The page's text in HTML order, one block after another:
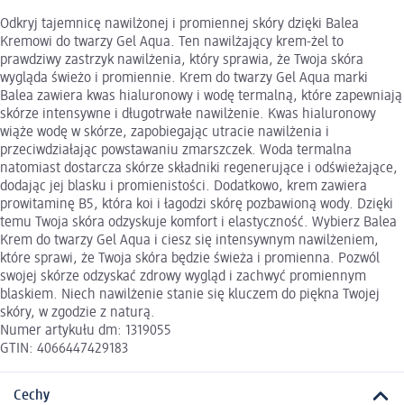
Odkryj tajemnicę nawilżonej i promiennej skóry dzięki Balea
Kremowi do twarzy Gel Aqua. Ten nawilżający krem-żel to
prawdziwy zastrzyk nawilżenia, który sprawia, że Twoja skóra
wygląda świeżo i promiennie. Krem do twarzy Gel Aqua marki
Balea zawiera kwas hialuronowy i wodę termalną, które zapewniają
skórze intensywne i długotrwałe nawilżenie. Kwas hialuronowy
wiąże wodę w skórze, zapobiegając utracie nawilżenia i
przeciwdziałając powstawaniu zmarszczek. Woda termalna
natomiast dostarcza skórze składniki regenerujące i odświeżające,
dodając jej blasku i promienistości. Dodatkowo, krem zawiera
prowitaminę B5, która koi i łagodzi skórę pozbawioną wody. Dzięki
temu Twoja skóra odzyskuje komfort i elastyczność. Wybierz Balea
Krem do twarzy Gel Aqua i ciesz się intensywnym nawilżeniem,
które sprawi, że Twoja skóra będzie świeża i promienna. Pozwól
swojej skórze odzyskać zdrowy wygląd i zachwyć promiennym
blaskiem. Niech nawilżenie stanie się kluczem do piękna Twojej
skóry, w zgodzie z naturą.
Numer artykułu dm: 1319055
GTIN: 4066447429183
Cechy